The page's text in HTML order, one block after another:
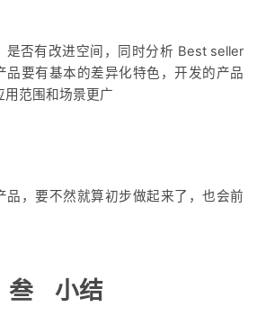
是否有改进空间，同时分析 Best seller
品要有基本的差异化特色，开发的产品
范围和场景更广
品，要不然就算初步做起来了，也会前
叁 小结